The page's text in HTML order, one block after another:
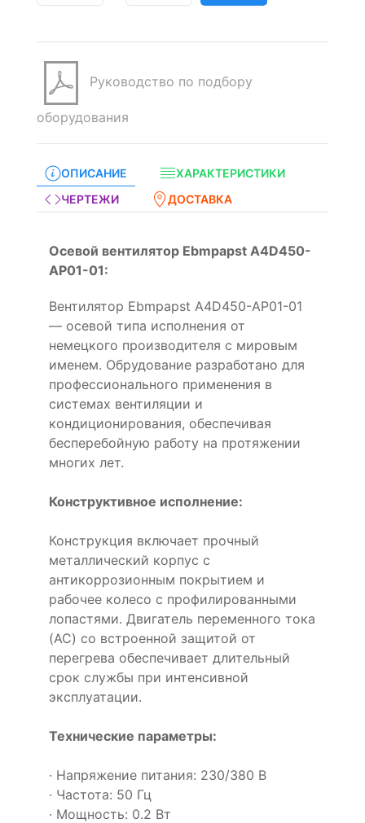
Руководство по подбору
оборудования
ОПИСАНИЕ
ХАРАКТЕРИСТИКИ
ЧЕРТЕЖИ
ДОСТАВКА
Осевой вентилятор Ebmpapst A4D450-
AP01-01:
Вентилятор Ebmpapst A4D450-AP01-01
— осевой типа исполнения от
немецкого производителя с мировым
именем. Обрудование разработано для
профессионального применения в
системах вентиляции и
кондиционирования, обеспечивая
бесперебойную работу на протяжении
многих лет.
Конструктивное исполнение:
Конструкция включает прочный
металлический корпус с
антикоррозионным покрытием и
рабочее колесо с профилированными
лопастями. Двигатель переменного тока
(AC) со встроенной защитой от
перегрева обеспечивает длительный
срок службы при интенсивной
эксплуатации.
Технические параметры:
· Напряжение питания: 230/380 В
· Частота: 50 Гц
· Мощность: 0.2 Вт